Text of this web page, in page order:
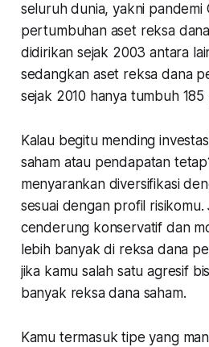
seluruh dunia, yakni pandemi
pertumbuhan aset reksa
didirikan sejak 2003 antara
sedangkan aset reksa dana
sejak 2010 hanya tumbuh 185
Kalau begitu mending
saham atau pendapatan
menyarankan diversifikasi
sesuai dengan profil risikomu.
cenderung konservatif dan
lebih banyak di reksa dana
jika kamu salah satu agresif
banyak reksa dana saham.
Kamu termasuk tipe yang